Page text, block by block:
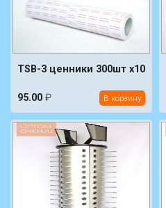
TSB-3 ценники 300шт х10
95.00 ₽ В корзину